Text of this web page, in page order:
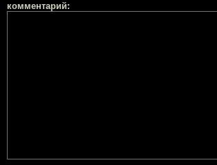
комментарий: